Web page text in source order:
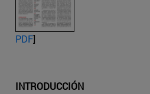
PDF]
INTRODUCCIÓN